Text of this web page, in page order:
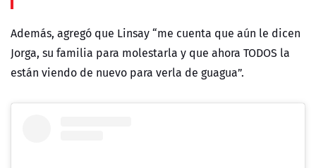
Además, agregó que Linsay “me cuenta que aún le dicen
Jorga, su familia para molestarla y que ahora TODOS la
están viendo de nuevo para verla de guagua”.